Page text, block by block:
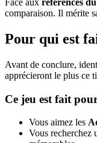
Face aux références
comparaison. Il mérite
Pour qui est
Avant de conclure,
apprécieront le plus ce
Ce jeu est fait
Vous aimez les
Vous recherchez